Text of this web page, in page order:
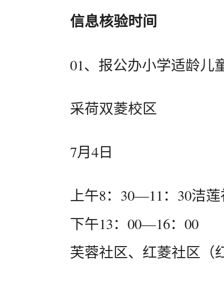
信息核验时间
01、报公办小学适龄儿
采荷双菱校区
7月4日
上午8：30—11：30洁
下午13：00—16：00
芙蓉社区、红菱社区（